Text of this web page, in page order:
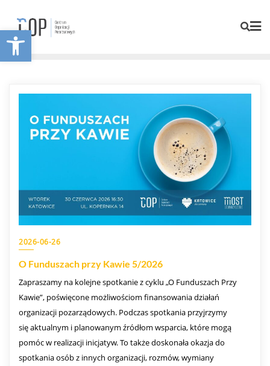
Otwórz pasek narzędzi
2026-06-26
O Funduszach przy Kawie 5/2026
Zapraszamy na kolejne spotkanie z cyklu „O Funduszach Przy
Kawie”, poświęcone możliwościom finansowania działań
organizacji pozarządowych. Podczas spotkania przyjrzymy
się aktualnym i planowanym źródłom wsparcia, które mogą
pomóc w realizacji inicjatyw. To także doskonała okazja do
spotkania osób z innych organizacji, rozmów, wymiany